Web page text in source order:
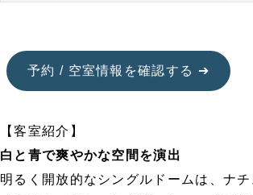
予約 / 空室情報を確認する ➔
【客室紹介】
白と青で爽やかな空間を演出
明るく開放的なシングルドームは、ナ